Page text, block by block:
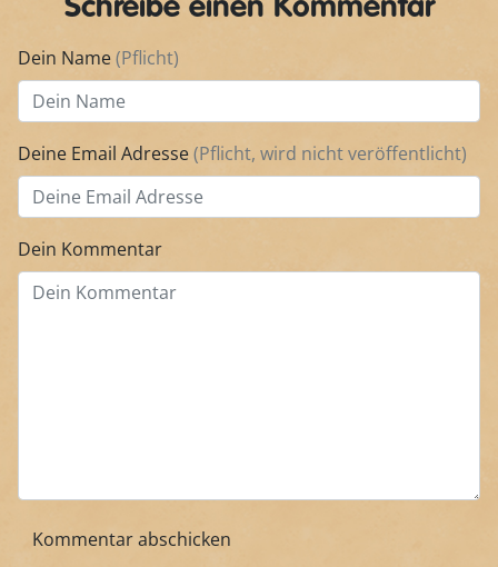
Schreibe einen Kommentar
Dein Name(Pflicht)
Deine Email Adresse(Pflicht, wird nicht veröffentlicht)
Dein Kommentar